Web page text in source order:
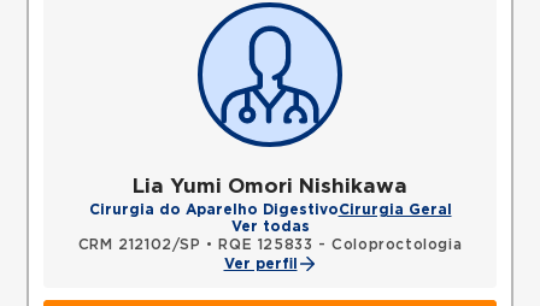
Lia Yumi Omori Nishikawa
Cirurgia do Aparelho DigestivoCirurgia Geral
Ver todas
CRM 212102/SP •
RQE 125833 - Coloproctologia
Ver perfil